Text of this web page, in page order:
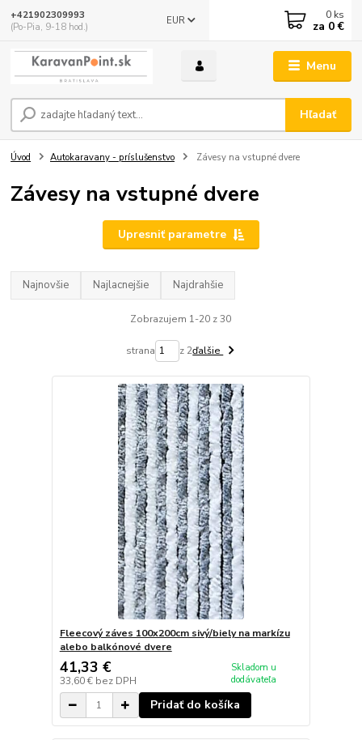
Menu
EUR
Hľadať
+421902309993
(Po-Pia, 9-18 hod.)
0 ks
za 0 €
Úvod Autokaravany - príslušenstvo Závesy na vstupné dvere
Závesy na vstupné dvere
Upresniť parametre
Najnovšie Najlacnejšie Najdrahšie
Zobrazujem 1-20 z 30
strana z 2ďalšie
Fleecový záves 100x200cm sivý/biely na markízu
alebo balkónové dvere
41,33 €
33,60 € bez DPH
Skladom u
dodávateľa
Pridať do košíka